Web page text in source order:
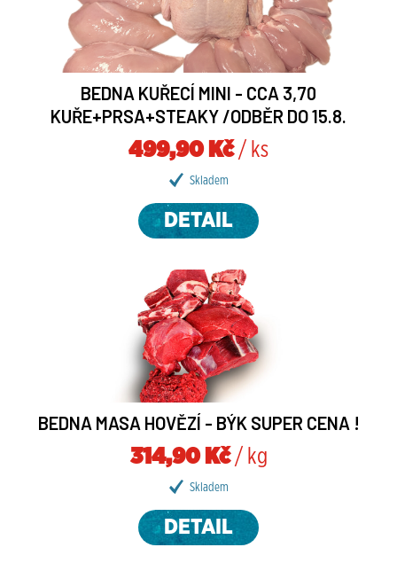
BEDNA KUŘECÍ MINI - CCA 3,70
KUŘE+PRSA+STEAKY /ODBĚR DO 15.8.
499,90 Kč/ ks
Skladem
DETAIL
BEDNA MASA HOVĚZÍ - BÝK SUPER CENA !
314,90 Kč/ kg
Skladem
DETAIL